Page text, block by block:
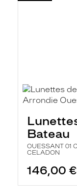
Bateau
OUESSANT 01
CELADON
146,00 €